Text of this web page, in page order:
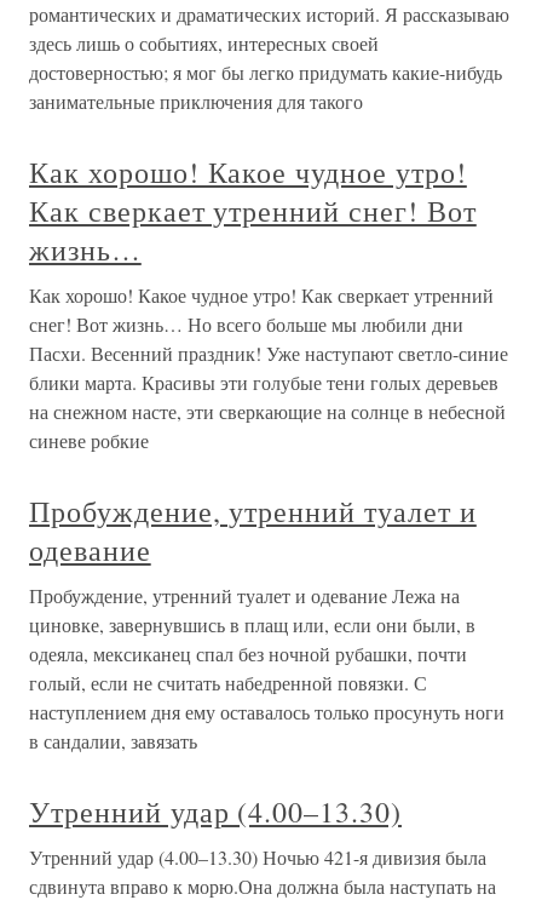
романтических и драматических историй. Я рассказываю
здесь лишь о событиях, интересных своей
достоверностью; я мог бы легко придумать какие-нибудь
занимательные приключения для такого
Как хорошо! Какое чудное утро!
Как сверкает утренний снег! Вот
жизнь…
Как хорошо! Какое чудное утро! Как сверкает утренний
снег! Вот жизнь… Но всего больше мы любили дни
Пасхи. Весенний праздник! Уже наступают светло-синие
блики марта. Красивы эти голубые тени голых деревьев
на снежном насте, эти сверкающие на солнце в небесной
синеве робкие
Пробуждение, утренний туалет и
одевание
Пробуждение, утренний туалет и одевание Лежа на
циновке, завернувшись в плащ или, если они были, в
одеяла, мексиканец спал без ночной рубашки, почти
голый, если не считать набедренной повязки. С
наступлением дня ему оставалось только просунуть ноги
в сандалии, завязать
Утренний удар (4.00–13.30)
Утренний удар (4.00–13.30) Ночью 421-я дивизия была
сдвинута вправо к морю.Она должна была наступать на